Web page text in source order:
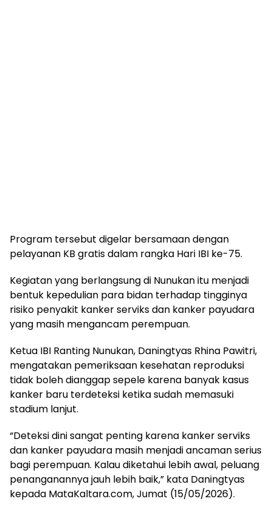
Program tersebut digelar bersamaan dengan
pelayanan KB gratis dalam rangka Hari IBI ke-75.
Kegiatan yang berlangsung di Nunukan itu menjadi
bentuk kepedulian para bidan terhadap tingginya
risiko penyakit kanker serviks dan kanker payudara
yang masih mengancam perempuan.
Ketua IBI Ranting Nunukan, Daningtyas Rhina Pawitri,
mengatakan pemeriksaan kesehatan reproduksi
tidak boleh dianggap sepele karena banyak kasus
kanker baru terdeteksi ketika sudah memasuki
stadium lanjut.
“Deteksi dini sangat penting karena kanker serviks
dan kanker payudara masih menjadi ancaman serius
bagi perempuan. Kalau diketahui lebih awal, peluang
penanganannya jauh lebih baik,” kata Daningtyas
kepada MataKaltara.com, Jumat (15/05/2026).